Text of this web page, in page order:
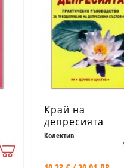
Край на
депресията
Колектив